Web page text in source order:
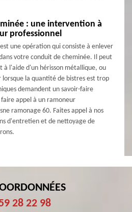
: une intervention à
professionnel
une opération qui consiste à enlever
votre conduit de cheminée. Il peut
l'aide d'un hérisson métallique, ou
lorsque la quantité de bistres est trop
demandent un savoir-faire
appel à un ramoneur
ramonage 60. Faites appel à nos
d'entretien et de nettoyage de
28 22 98